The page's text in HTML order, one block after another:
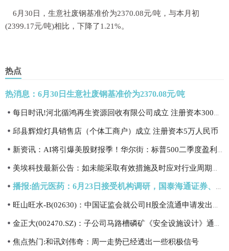
6月30日，生意社废钢基准价为2370.08元/吨，与本月初
(2399.17元/吨)相比，下降了1.21%。
热点
热消息：6月30日生意社废钢基准价为2370.08元/吨
邱县辉煌灯具销售店（个体工商户）成立 注册资本5万人民币
焦点热门:和讯刘伟奇：周一走势已经透出一些积极信号